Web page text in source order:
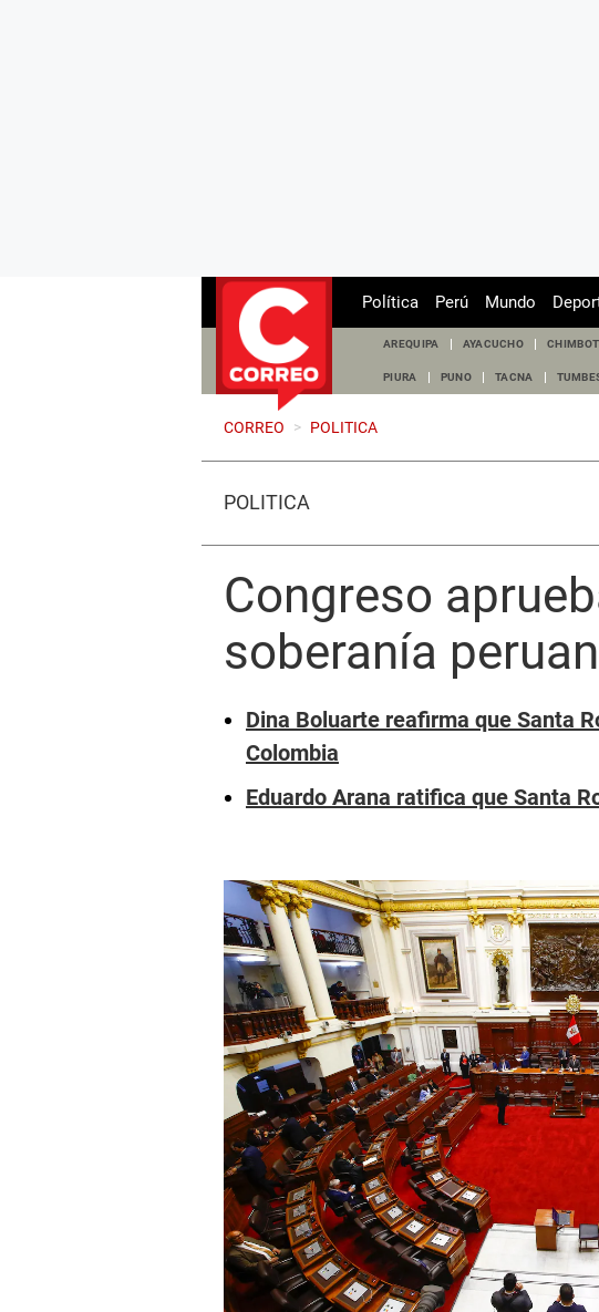
Política Perú Mundo
AREQUIPA AYACUCHO
PIURA PUNO TACNA
CORREO > POLITICA
POLÍTICA
Congreso
soberanía
Dina Boluarte reafirma que Santa
Colombia
Eduardo Arana ratifica que Santa